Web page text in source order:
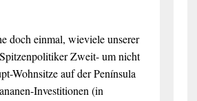
doch einmal, wieviele unserer
Zweit- um nicht
Wohnsitze auf der Península
Investitionen (in